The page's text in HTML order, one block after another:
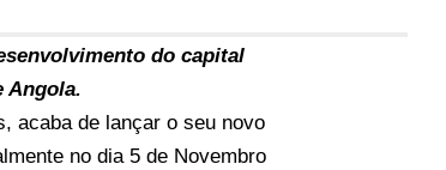
do capital
Angola.
acaba de lançar o seu novo
no dia 5 de Novembro